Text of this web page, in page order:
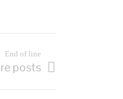
End of line
posts